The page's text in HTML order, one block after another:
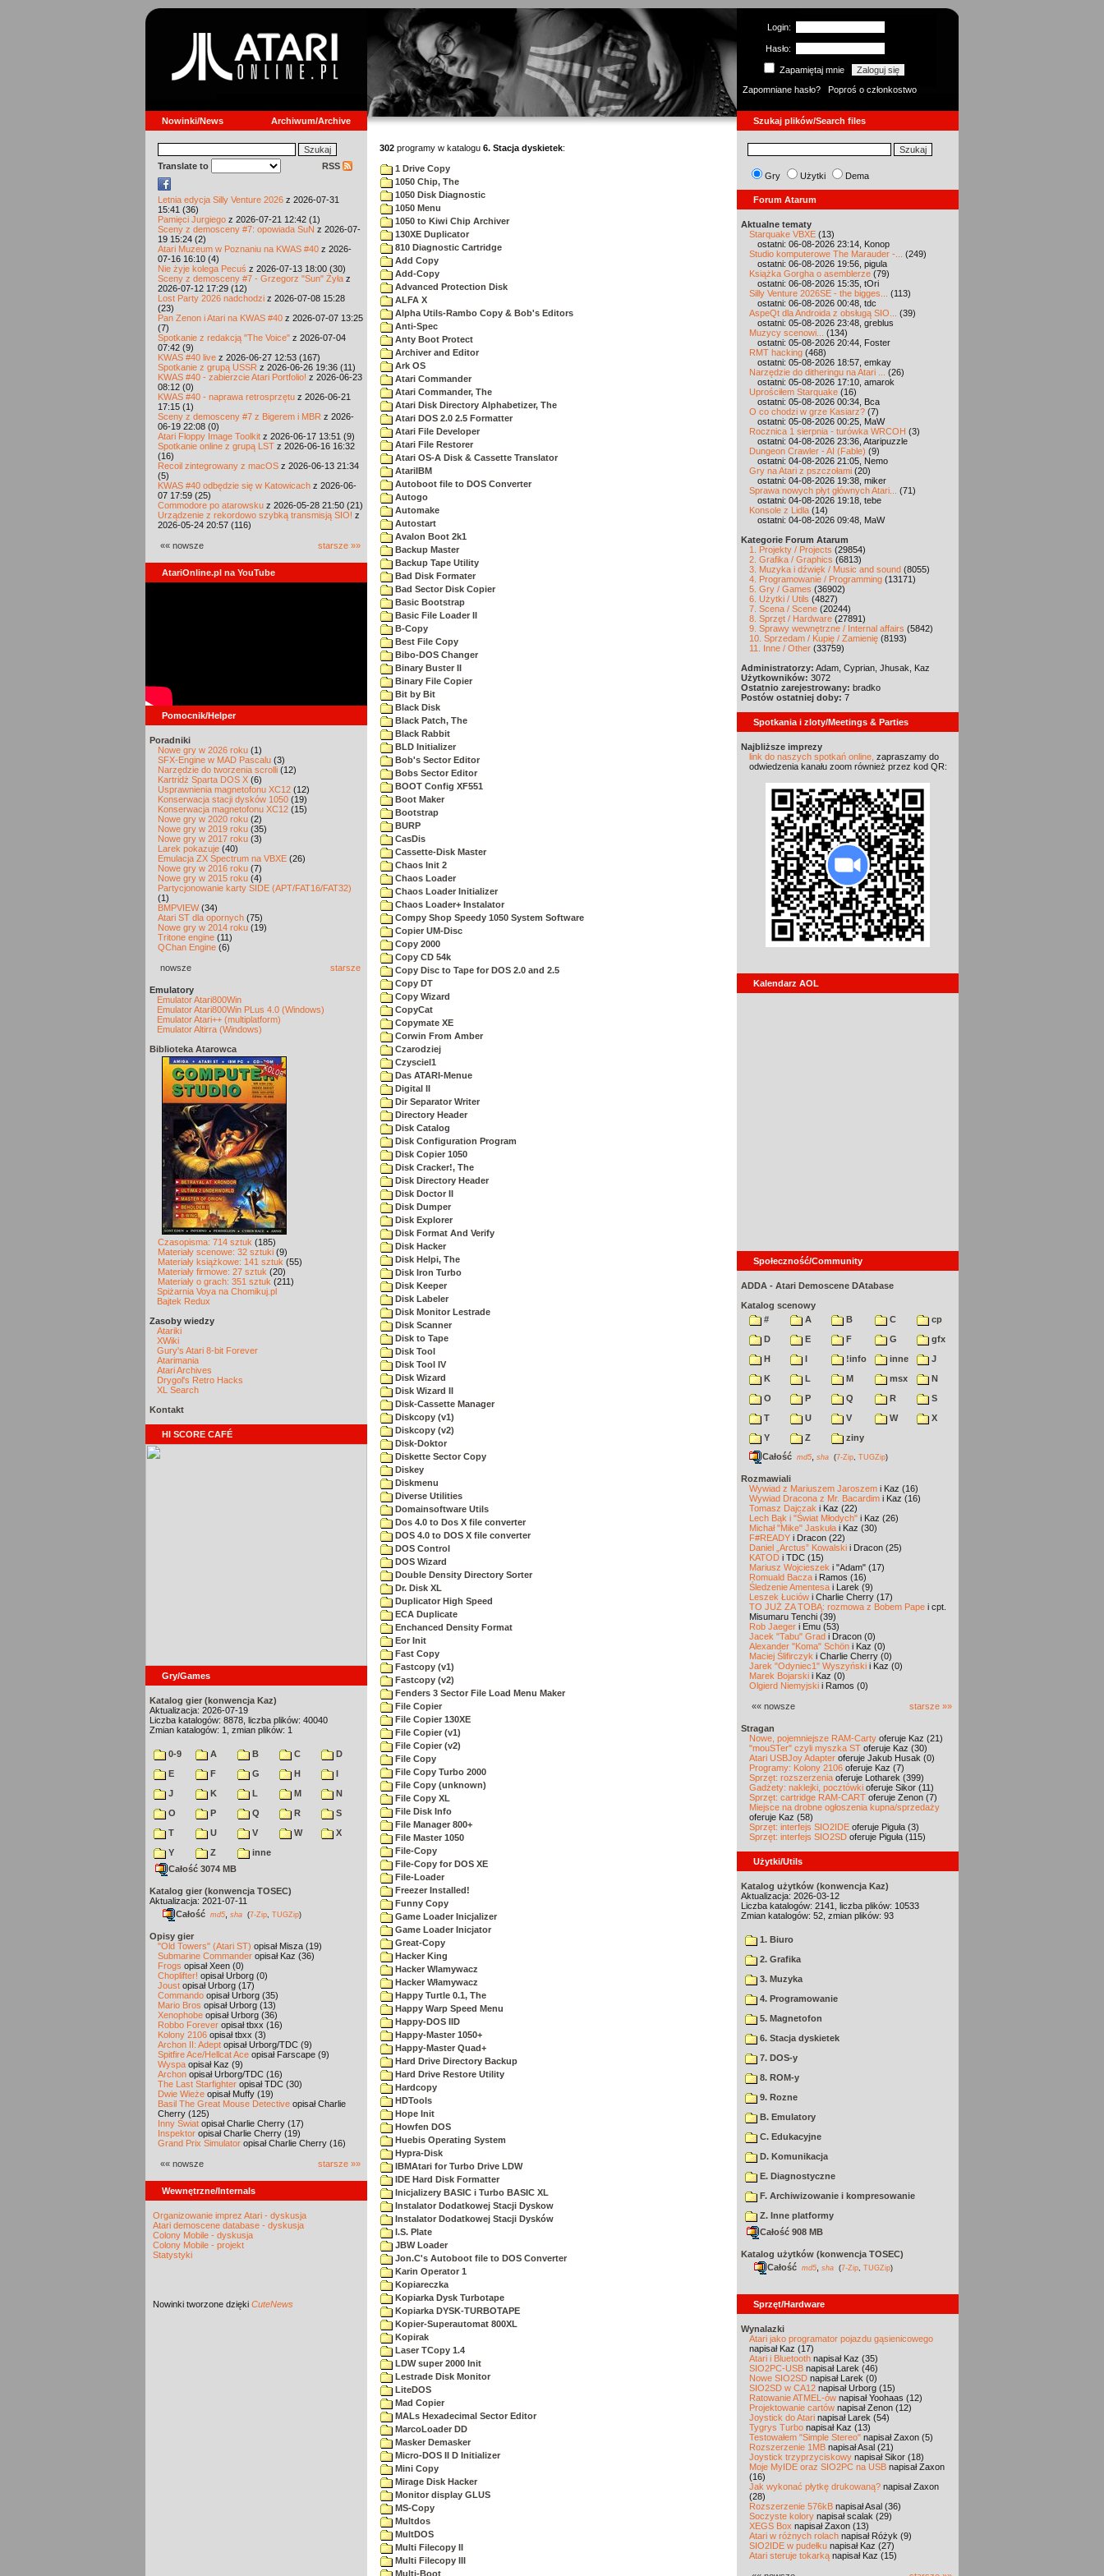
Login:
Hasło:
Zapamiętaj mnie
Zapomniane hasło?
Poproś o członkostwo
Nowinki/News Archiwum/Archive Szukaj plików/Search files
Translate to RSS
Letnia edycja Silly Venture 2026 z 2026-07-31
15:41 (36)
Pamięci Jurgiego z 2026-07-21 12:42 (1)
Sceny z demosceny #7: opowiada SuN z 2026-07-
19 15:24 (2)
Atari Muzeum w Poznaniu na KWAS #40 z 2026-
07-16 16:10 (4)
Nie żyje kolega Pecuś z 2026-07-13 18:00 (30)
Sceny z demosceny #7 - Grzegorz "Sun" Żyła z
2026-07-12 17:29 (12)
Lost Party 2026 nadchodzi z 2026-07-08 15:28
(23)
Pan Zenon i Atari na KWAS #40 z 2026-07-07 13:25
(7)
Spotkanie z redakcją "The Voice" z 2026-07-04
07:42 (9)
KWAS #40 live z 2026-06-27 12:53 (167)
Spotkanie z grupą USSR z 2026-06-26 19:36 (11)
KWAS #40 - zabierzcie Atari Portfolio! z 2026-06-23
08:12 (0)
KWAS #40 - naprawa retrosprzętu z 2026-06-21
17:15 (1)
Sceny z demosceny #7 z Bigerem i MBR z 2026-
06-19 22:08 (0)
Atari Floppy Image Toolkit z 2026-06-17 13:51 (9)
Spotkanie online z grupą LST z 2026-06-16 16:32
(16)
Recoil zintegrowany z macOS z 2026-06-13 21:34
(5)
KWAS #40 odbędzie się w Katowicach z 2026-06-
07 17:59 (25)
Commodore po atarowsku z 2026-05-28 21:50 (21)
Urządzenie z rekordowo szybką transmisją SIO! z
2026-05-24 20:57 (116)
«« nowsze starsze »»
AtariOnline.pl na YouTube
Pomocnik/Helper
Poradniki
Nowe gry w 2026 roku (1)
SFX-Engine w MAD Pascalu (3)
Narzędzie do tworzenia scrolli (12)
Kartridż Sparta DOS X (6)
Usprawnienia magnetofonu XC12 (12)
Konserwacja stacji dysków 1050 (19)
Konserwacja magnetofonu XC12 (15)
Nowe gry w 2020 roku (2)
Nowe gry w 2019 roku (35)
Nowe gry w 2017 roku (3)
Larek pokazuje (40)
Emulacja ZX Spectrum na VBXE (26)
Nowe gry w 2016 roku (7)
Nowe gry w 2015 roku (4)
Partycjonowanie karty SIDE (APT/FAT16/FAT32)
(1)
BMPVIEW(34)
Atari ST dla opornych (75)
Nowe gry w 2014 roku (19)
Tritone engine (11)
QChan Engine (6)
nowsze starsze
Emulatory
Emulator Atari800Win
Emulator Atari800Win PLus 4.0 (Windows)
Emulator Atari++ (multiplatform)
Emulator Altirra (Windows)
Biblioteka Atarowca
Czasopisma: 714 sztuk (185)
Materiały scenowe: 32 sztuki (9)
Materiały książkowe: 141 sztuk (55)
Materiały firmowe: 27 sztuk (20)
Materiały o grach: 351 sztuk (211)
Spiżarnia Voya na Chomikuj.pl
Bajtek Redux
Zasoby wiedzy
Atariki
XWiki
Gury's Atari 8-bit Forever
Atarimania
Atari Archives
Drygol's Retro Hacks
XL Search
Kontakt
HI SCORE CAFÉ
Gry/Games
Katalog gier (konwencja Kaz)
Aktualizacja: 2026-07-19
Liczba katalogów: 8878, liczba plików: 40040
Zmian katalogów: 1, zmian plików: 1
0-9 A B C
D
E
F G H
I
J
K L M
N
O
P Q R
S
T
U V W
X
Y
Z
inne
Całość 3074 MB
Katalog gier (konwencja TOSEC)
Aktualizacja: 2021-07-11
Całość md5 sha (7-Zip TUGZip)
Opisy gier
"Old Towers" (Atari ST) opisał Misza (19)
Submarine Commander opisał Kaz (36)
Frogs opisał Xeen (0)
Choplifter! opisał Urborg (0)
Joust opisał Urborg (17)
Commando opisał Urborg (35)
Mario Bros opisał Urborg (13)
Xenophobe opisał Urborg (36)
Robbo Forever opisał tbxx (16)
Kolony 2106 opisał tbxx (3)
Archon II: Adept opisał Urborg/TDC (9)
Spitfire Ace/Hellcat Ace opisał Farscape (9)
Wyspa opisał Kaz (9)
Archon opisał Urborg/TDC (16)
The Last Starfighter opisał TDC (30)
Dwie Wieże opisał Muffy (19)
Basil The Great Mouse Detective opisał Charlie
Cherry (125)
Inny Świat opisał Charlie Cherry (17)
Inspektor opisał Charlie Cherry (19)
Grand Prix Simulator opisał Charlie Cherry (16)
«« nowsze starsze »»
Wewnętrzne/Internals
Organizowanie imprez Atari - dyskusja
Atari demoscene database - dyskusja
Colony Mobile - dyskusja
Colony Mobile - projekt
Statystyki
Nowinki tworzone dzięki CuteNews
302 programy w katalogu 6. Stacja dyskietek:
1 Drive Copy
1050 Chip, The
1050 Disk Diagnostic
1050 Menu
1050 to Kiwi Chip Archiver
130XE Duplicator
810 Diagnostic Cartridge
Add Copy
Add-Copy
Advanced Protection Disk
ALFA X
Alpha Utils-Rambo Copy & Bob's Editors
Anti-Spec
Anty Boot Protect
Archiver and Editor
Ark OS
Atari Commander
Atari Commander, The
Atari Disk Directory Alphabetizer, The
Atari DOS 2.0 2.5 Formatter
Atari File Developer
Atari File Restorer
Atari OS-A Disk & Cassette Translator
AtariIBM
Autoboot file to DOS Converter
Autogo
Automake
Autostart
Avalon Boot 2k1
Backup Master
Backup Tape Utility
Bad Disk Formater
Bad Sector Disk Copier
Basic Bootstrap
Basic File Loader II
B-Copy
Best File Copy
Bibo-DOS Changer
Binary Buster II
Binary File Copier
Bit by Bit
Black Disk
Black Patch, The
Black Rabbit
BLD Initializer
Bob's Sector Editor
Bobs Sector Editor
BOOT Config XF551
Boot Maker
Bootstrap
BURP
CasDis
Cassette-Disk Master
Chaos Init 2
Chaos Loader
Chaos Loader Initializer
Chaos Loader+ Instalator
Compy Shop Speedy 1050 System Software
Copier UM-Disc
Copy 2000
Copy CD 54k
Copy Disc to Tape for DOS 2.0 and 2.5
Copy DT
Copy Wizard
CopyCat
Copymate XE
Corwin From Amber
Czarodziej
Czysciel1
Das ATARI-Menue
Digital II
Dir Separator Writer
Directory Header
Disk Catalog
Disk Configuration Program
Disk Copier 1050
Disk Cracker!, The
Disk Directory Header
Disk Doctor II
Disk Dumper
Disk Explorer
Disk Format And Verify
Disk Hacker
Disk Helpi, The
Disk Iron Turbo
Disk Keeper
Disk Labeler
Disk Monitor Lestrade
Disk Scanner
Disk to Tape
Disk Tool
Disk Tool IV
Disk Wizard
Disk Wizard II
Disk-Cassette Manager
Diskcopy (v1)
Diskcopy (v2)
Disk-Doktor
Diskette Sector Copy
Diskey
Diskmenu
Diverse Utilities
Domainsoftware Utils
Dos 4.0 to Dos X file converter
DOS 4.0 to DOS X file converter
DOS Control
DOS Wizard
Double Density Directory Sorter
Dr. Disk XL
Duplicator High Speed
ECA Duplicate
Enchanced Density Format
Eor Init
Fast Copy
Fastcopy (v1)
Fastcopy (v2)
Fenders 3 Sector File Load Menu Maker
File Copier
File Copier 130XE
File Copier (v1)
File Copier (v2)
File Copy
File Copy Turbo 2000
File Copy (unknown)
File Copy XL
File Disk Info
File Manager 800+
File Master 1050
File-Copy
File-Copy for DOS XE
File-Loader
Freezer Installed!
Funny Copy
Game Loader Inicjalizer
Game Loader Inicjator
Great-Copy
Hacker King
Hacker Wlamywacz
Hacker Włamywacz
Happy Turtle 0.1, The
Happy Warp Speed Menu
Happy-DOS IID
Happy-Master 1050+
Happy-Master Quad+
Hard Drive Directory Backup
Hard Drive Restore Utility
Hardcopy
HDTools
Hope Init
Howfen DOS
Huebis Operating System
Hypra-Disk
IBMAtari for Turbo Drive LDW
IDE Hard Disk Formatter
Inicjalizery BASIC i Turbo BASIC XL
Instalator Dodatkowej Stacji Dyskow
Instalator Dodatkowej Stacji Dysków
I.S. Plate
JBW Loader
Jon.C's Autoboot file to DOS Converter
Karin Operator 1
Kopiareczka
Kopiarka Dysk Turbotape
Kopiarka DYSK-TURBOTAPE
Kopier-Superautomat 800XL
Kopirak
Laser TCopy 1.4
LDW super 2000 Init
Lestrade Disk Monitor
LiteDOS
Mad Copier
MALs Hexadecimal Sector Editor
MarcoLoader DD
Masker Demasker
Micro-DOS II D Initializer
Mini Copy
Mirage Disk Hacker
Monitor display GLUS
MS-Copy
Multdos
MultDOS
Multi Filecopy II
Multi Filecopy III
Multi-Boot
Gry Użytki Dema
Forum Atarum
Aktualne tematy
Starquake VBXE (13)
ostatni: 06-08-2026 23:14, Konop
Studio komputerowe The Marauder -...
(249)
ostatni: 06-08-2026 19:56, pigula
Książka Gorgha o asemblerze (79)
ostatni: 06-08-2026 15:35, tOri
Silly Venture 2026SE - the bigges...
(113)
ostatni: 06-08-2026 00:48, tdc
AspeQt dla Androida z obsługą SIO...
(39)
ostatni: 05-08-2026 23:48, greblus
Muzycy scenowi...
(134)
ostatni: 05-08-2026 20:44, Foster
RMT hacking (468)
ostatni: 05-08-2026 18:57, emkay
Narzędzie do ditheringu na Atari ...
(26)
ostatni: 05-08-2026 17:10, amarok
Uprościłem Starquake (16)
ostatni: 05-08-2026 00:34, Bca
O co chodzi w grze Kasiarz? (7)
ostatni: 05-08-2026 00:25, MaW
Rocznica 1 sierpnia - turówka WRCOH (3)
ostatni: 04-08-2026 23:36, Ataripuzzle
Dungeon Crawler - AI (Fable) (9)
ostatni: 04-08-2026 21:05, Nemo
Gry na Atari z pszczołami (20)
ostatni: 04-08-2026 19:38, miker
Sprawa nowych płyt głównych Atari...
(71)
ostatni: 04-08-2026 19:18, tebe
Konsole z Lidla (14)
ostatni: 04-08-2026 09:48, MaW
Kategorie Forum Atarum
1. Projekty / Projects (29854)
2. Grafika / Graphics (6813)
3. Muzyka i dźwięk / Music and sound (8055)
4. Programowanie / Programming (13171)
5. Gry / Games (36902)
6. Użytki / Utils (4827)
7. Scena / Scene (20244)
8. Sprzęt / Hardware (27891)
9. Sprawy wewnętrzne / Internal affairs (5842)
10. Sprzedam / Kupię / Zamienię (8193)
11. Inne / Other (33759)
Administratorzy: Adam, Cyprian, Jhusak, Kaz
Użytkowników: 3072
Ostatnio zarejestrowany: bradko
Postów ostatniej doby: 7
Spotkania i zloty/Meetings & Parties
Najbliższe imprezy
link do naszych spotkań online, zapraszamy do
odwiedzenia kanału zoom również przez kod QR:
Kalendarz AOL
Społeczność/Community
ADDA - Atari Demoscene DAtabase
Katalog scenowy
#
A B C
cp
D
E F G
gfx
H
I !info inne
J
K
L M msx
N
O
P Q R
S
T
U V W
X
Y
Z
ziny
Całość md5 sha (7-Zip TUGZip)
Rozmawiali
Wywiad z Mariuszem Jaroszem i Kaz (16)
Wywiad Dracona z Mr. Bacardim i Kaz (16)
Tomasz Dajczak i Kaz (22)
Lech Bąk i "Świat Młodych" i Kaz (26)
Michał "Mike" Jaskuła i Kaz (30)
F#READY i Dracon (22)
Daniel „Arctus” Kowalski i Dracon (25)
KATOD i TDC (15)
Mariusz Wojcieszek i "Adam" (17)
Romuald Bacza i Ramos (16)
Śledzenie Amentesa i Larek (9)
Leszek Łuciów i Charlie Cherry (17)
TO JUŻ ZA TOBĄ: rozmowa z Bobem Pape i cpt.
Misumaru Tenchi (39)
Rob Jaeger i Emu (53)
Jacek "Tabu" Grad i Dracon (0)
Alexander "Koma" Schön i Kaz (0)
Maciej Ślifirczyk i Charlie Cherry (0)
Jarek "Odyniec1" Wyszyński i Kaz (0)
Marek Bojarski i Kaz (0)
Olgierd Niemyjski i Ramos (0)
«« nowsze starsze »»
Stragan
Nowe, pojemniejsze RAM-Carty oferuje Kaz (21)
"mouSTer" czyli myszka ST oferuje Kaz (30)
Atari USBJoy Adapter oferuje Jakub Husak (0)
Programy: Kolony 2106 oferuje Kaz (7)
Sprzęt: rozszerzenia oferuje Lotharek (399)
Gadżety: naklejki, pocztówki oferuje Sikor (11)
Sprzęt: cartridge RAM-CART oferuje Zenon (7)
Miejsce na drobne ogłoszenia kupna/sprzedaży
oferuje Kaz (58)
Sprzęt: interfejs SIO2IDE oferuje Piguła (3)
Sprzęt: interfejs SIO2SD oferuje Piguła (115)
Użytki/Utils
Katalog użytków (konwencja Kaz)
Aktualizacja: 2026-03-12
Liczba katalogów: 2141, liczba plików: 10533
Zmian katalogów: 52, zmian plików: 93
1. Biuro
2. Grafika
3. Muzyka
4. Programowanie
5. Magnetofon
6. Stacja dyskietek
7. DOS-y
8. ROM-y
9. Rozne
B. Emulatory
C. Edukacyjne
D. Komunikacja
E. Diagnostyczne
F. Archiwizowanie i kompresowanie
Z. Inne platformy
Całość 908 MB
Katalog użytków (konwencja TOSEC)
Całość md5 sha (7-Zip TUGZip)
Sprzęt/Hardware
Wynalazki
Atari jako programator pojazdu gąsienicowego
napisał Kaz (17)
Atari i Bluetooth napisał Kaz (35)
SIO2PC-USB napisał Larek (46)
Nowe SIO2SD napisał Larek (0)
SIO2SD w CA12 napisał Urborg (15)
Ratowanie ATMEL-ów napisał Yoohaas (12)
Projektowanie cartów napisał Zenon (12)
Joystick do Atari napisał Larek (54)
Tygrys Turbo napisał Kaz (13)
Testowałem "Simple Stereo" napisał Zaxon (5)
Rozszerzenie 1MB napisał Asal (21)
Joystick trzyprzyciskowy napisał Sikor (18)
Moje MyIDE oraz SIO2PC na USB napisał Zaxon
(16)
Jak wykonać płytkę drukowaną? napisał Zaxon
(28)
Rozszerzenie 576kB napisał Asal (36)
Soczyste kolory napisał scalak (29)
XEGS Box napisał Zaxon (13)
Atari w różnych rolach napisał Różyk (9)
SIO2IDE w pudełku napisał Kaz (27)
Atari steruje tokarką napisał Kaz (15)